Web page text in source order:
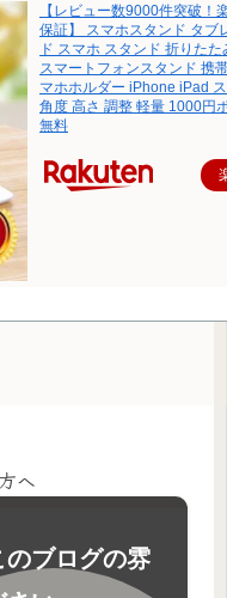
【レビュー数9000件突破！
保証】 スマホスタンド タブ
ド スマホ スタンド 折りた
スマートフォンスタンド 携
マホホルダー iPhone iPad
角度 高さ 調整 軽量 1000円
無料
へ
ブログの雰